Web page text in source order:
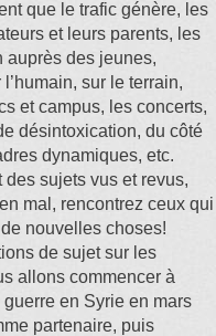
que le trafic génère, les
et leurs parents, les
auprès des jeunes,
sur le terrain,
et campus, les concerts,
désintoxication, du côté
dynamiques, etc.
sujets vus et revus,
mal, rencontrez ceux qui
nouvelles choses!
de sujet sur les
allons commencer à
guerre en Syrie en mars
partenaire, puis